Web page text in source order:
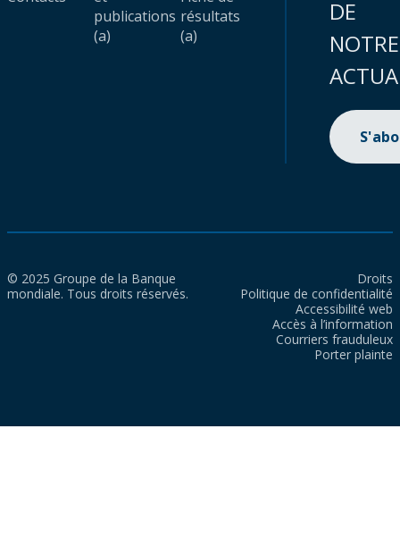
publications
(a)
résultats
(a)
DE
NOTRE
© 2025 Groupe de la Banque
mondiale. Tous droits réservés.
Droits
Politique de confidentialité
Accessibilité web
Accès à l’information
Courriers frauduleux
Porter plainte